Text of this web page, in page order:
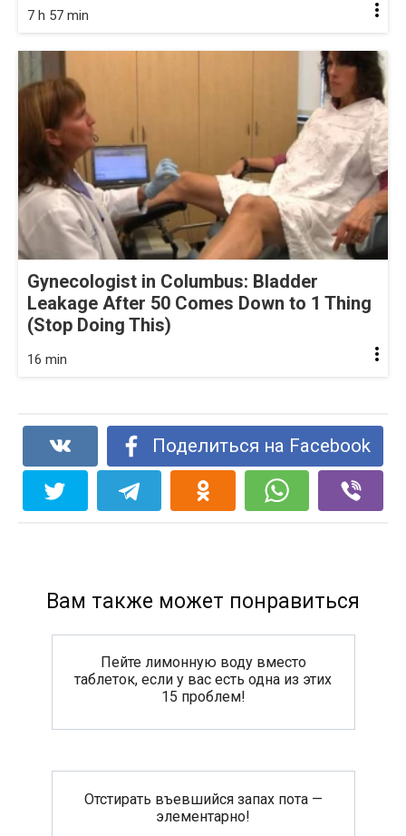
7 h 57 min
Gynecologist in Columbus: Bladder
Leakage After 50 Comes Down to 1 Thing
(Stop Doing This)
16 min
Поделиться на Facebook
Вам также может понравиться
Пейте лимонную воду вместо
таблеток, если у вас есть одна из этих
15 проблем!
Отстирать въевшийся запах пота —
элементарно!